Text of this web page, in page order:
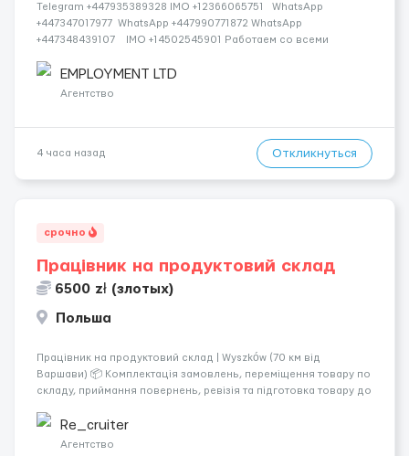
Telegram +447935389328 IMO +12366065751 WhatsApp
+447347017977 WhatsApp +447990771872 WhatsApp
+447348439107 IMO +14502545901 Работаем со всеми
СДЕЛАЙ СКРИНШОТ! Telegram:@Vitali_Novikovs Telegram
@Vitali...
EMPLOYMENT LTD
Агентство
4 часа назад Откликнуться
срочно
Працівник на продуктовий склад
6500 zł (злотых)
Польша
Працівник на продуктовий склад | Wyszków (70 км від
Варшави) 📦 Комплектація замовлень, переміщення товару по
складу, приймання повернень, ревізія та підготовка товару до
— акордна система оплати (можливий заробіто...
Re_cruiter
Агентство